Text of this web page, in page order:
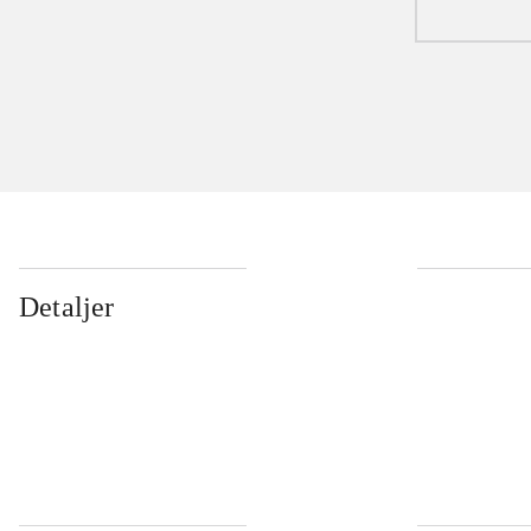
Detaljer